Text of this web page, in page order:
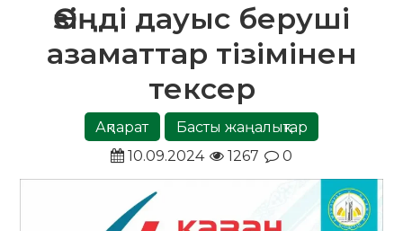
Өзіңді дауыс беруші
азаматтар тізімінен
тексер
Ақпарат
Басты жаңалықтар
10.09.2024
1267 0